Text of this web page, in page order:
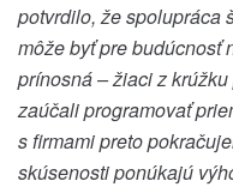
potvrdilo, že spolupráca
môže byť pre budúcnosť
prínosná – žiaci z
zaúčali programovať
s firmami preto
skúsenosti ponúkajú